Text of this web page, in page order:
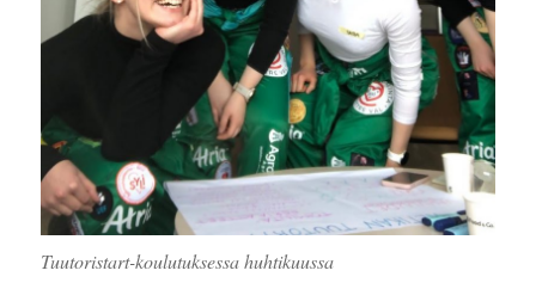
Tuutoristart-koulutuksessa huhtikuussa